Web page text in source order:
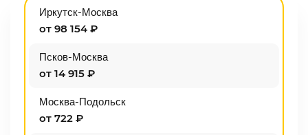
Иркутск-Москва
от 98 154 ₽
Псков-Москва
от 14 915 ₽
Москва-Подольск
от 722 ₽